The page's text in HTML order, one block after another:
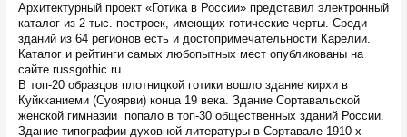
Архитектурный проект «Готика в России» представил электронный
каталог из 2 тыс. построек, имеющих готические черты. Среди
зданий из 64 регионов есть и достопримечательности Карелии.
Каталог и рейтинги самых любопытных мест опубликованы на
сайте russgothic.ru.
В топ-20 образцов плотницкой готики вошло здание кирхи в
Куйкканиеми (Суоярви) конца 19 века. Здание Сортавальской
женской гимназии попало в топ-30 общественных зданий России.
Здание типографии духовной литературы в Сортавале 1910-х